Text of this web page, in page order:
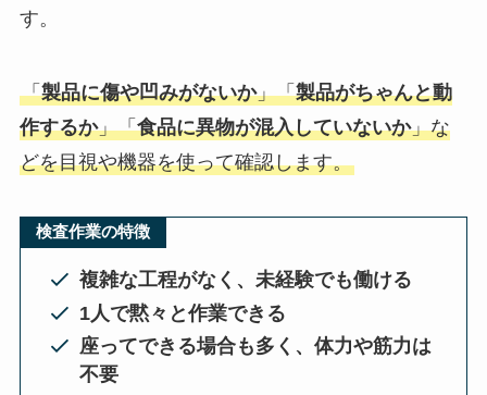
す。
「製品に傷や凹みがないか」「製品がちゃんと動
作するか」「食品に異物が混入していないか」な
どを目視や機器を使って確認します。
検査作業の特徴
複雑な工程がなく、未経験でも働ける
1人で黙々と作業できる
座ってできる場合も多く、体力や筋力は
不要